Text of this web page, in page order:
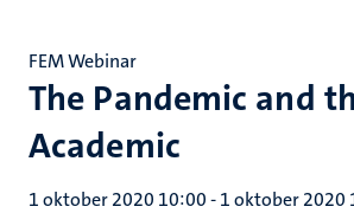
The Pandemic and
Academic
FEM Webinar
1 oktober 2020 10:00-1 oktober 2020